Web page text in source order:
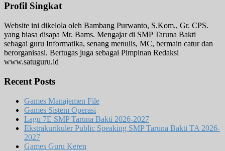
Profil Singkat
Website ini dikelola oleh Bambang Purwanto, S.Kom., Gr. CPS.
yang biasa disapa Mr. Bams. Mengajar di SMP Taruna Bakti
sebagai guru Informatika, senang menulis, MC, bermain catur dan
berorganisasi. Bertugas juga sebagai Pimpinan Redaksi
www.satuguru.id
Recent Posts
Games Manajemen File
Games Sistem Operasi
Lagu 7E SMP Taruna Bakti 2026-2027
Ekstrakurikuler Public Speaking SMP Taruna Bakti TA 2026-
2027
Games Guru Keren